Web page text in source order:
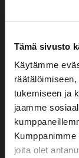
Tämä sivusto
Käytämme
tukemiseen ja
jaamme
joita olet